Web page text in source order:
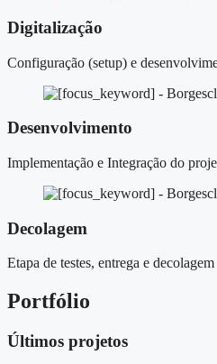
Digitalização
Configuração (setup) e
Desenvolvimento
Implementação e Integração do
Decolagem
Etapa de testes, entrega e
Portfólio
Últimos projetos